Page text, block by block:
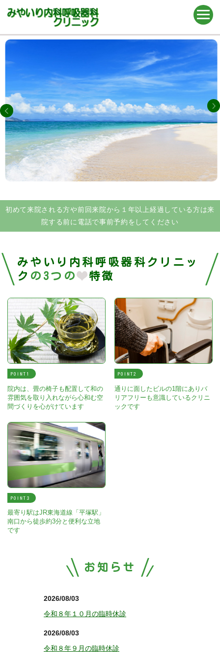
初めて来院される方や前回来院から１年以上経過している方は来
院する前に電話で事前予約をしてください
みやいり内科呼吸器科クリニッ
ク の3つの 特徴
POINT
院内は、畳の椅子も配置して和の
雰囲気を取り入れながら心和む空
間づくりを心がけています
POINT
通りに面したビルの1階にありバ
リアフリーも意識しているクリニ
ックです
POINT
最寄り駅はJR東海道線「平塚駅」
南口から徒歩約3分と便利な立地
です
お知らせ
2026/08/03
令和８年１０月の臨時休診
2026/08/03
令和８年９月の臨時休診